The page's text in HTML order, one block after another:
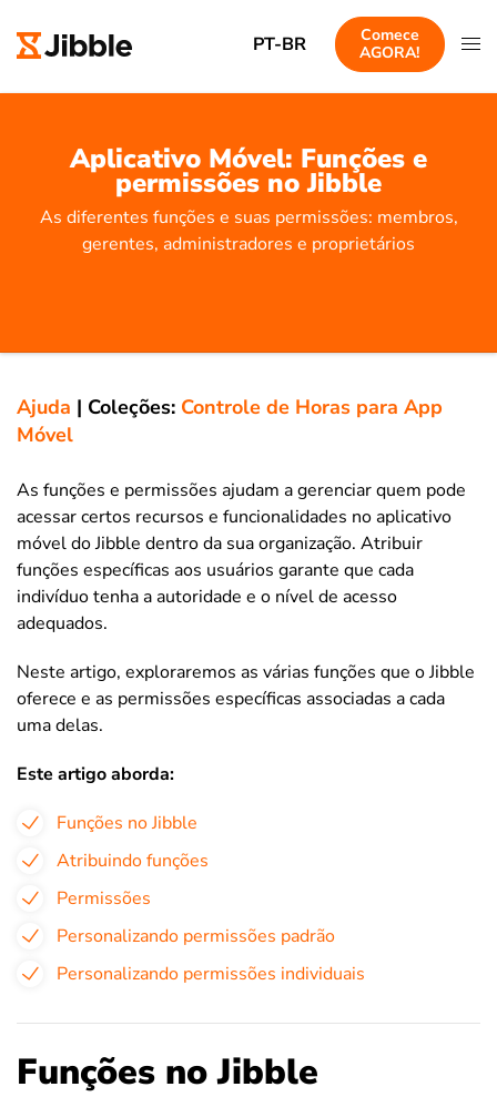
PT-BR
Comece
AGORA!
Aplicativo Móvel: Funções e
permissões no Jibble
As diferentes funções e suas permissões: membros,
gerentes, administradores e proprietários
Ajuda | Coleções: Controle de Horas para App
Móvel
As funções e permissões ajudam a gerenciar quem pode
acessar certos recursos e funcionalidades no aplicativo
móvel do Jibble dentro da sua organização. Atribuir
funções específicas aos usuários garante que cada
indivíduo tenha a autoridade e o nível de acesso
adequados.
Neste artigo, exploraremos as várias funções que o Jibble
oferece e as permissões específicas associadas a cada
uma delas.
Este artigo aborda:
Funções no Jibble
Atribuindo funções
Permissões
Personalizando permissões padrão
Personalizando permissões individuais
Funções no Jibble